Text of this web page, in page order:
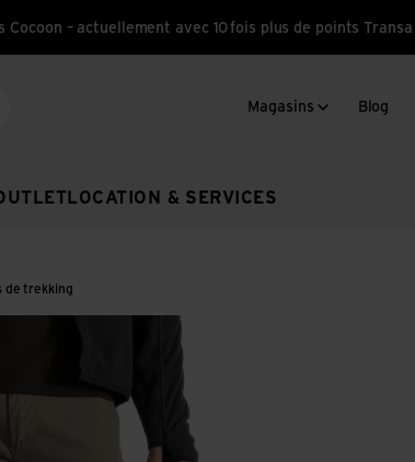
Cocoon – actuellement avec 10 fois plus de points Transa
LOCATION & SERVICES
Magasins Blog
de trekking